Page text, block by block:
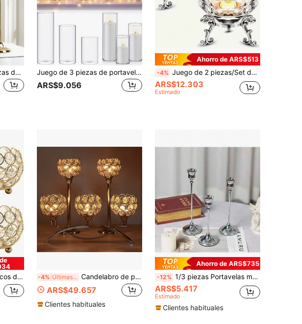
Juego de 6 piezas/3 piezas de portavelas, juego de portavelas de candelabro vintage en color dorado francés/negro/plateado, portavelas decorativo para mesa, hogar, centro de mesa, comedor, boda, chimenea, decoración de habitación, regalo de inauguración de casa Juego de 3 piezas de portavelas cilíndricos transparentes, portavelas de pilar de vidrio transparente, portavelas de té de vidrio borosilicato de alta calidad, portavelas flotante, portavelas de estilo europeo, para decoración de centro de mesa de boda, banquete, fiesta temática, portavelas de té
ARS$9.056
Ahorro de ARS$513
-4% Juego de 2 piezas/Set de portavelas de cristal de diamante transparente con soporte de metal pulido - Perfecto para decoración del hogar, oficina y fiesta, estante de exhibición redondo práctico, portavelas romántico para boda, soporte decorativo para velas
ARS$12.303
Estimado
mesa de Halloween y Navidad -4% Últimas 7 hrs Candelabro de portavelas de cristal, centro de mesa decorativo para decoración del hogar, bodas, fiestas, aniversarios, Halloween, otoño, festivales, Navidad, invierno, días festivos, decoración de habitaciones, decoración del hogar, regalos
ARS$49.657
Clientes habituales
Ahorro de ARS$735
-12% 1/3 piezas Portavelas metálicos vintage de estilo europeo, diseño sencillo, decoración para boda, bar, fiesta, sala de estar, comedor
ARS$5.417
Estimado
Clientes habituales